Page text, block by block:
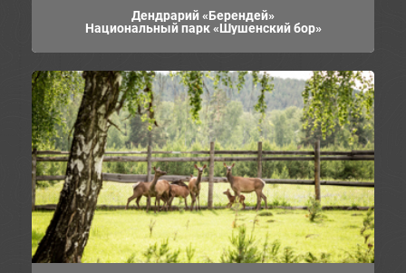
Дендрарий «Берендей»
Национальный парк «Шушенский бор»